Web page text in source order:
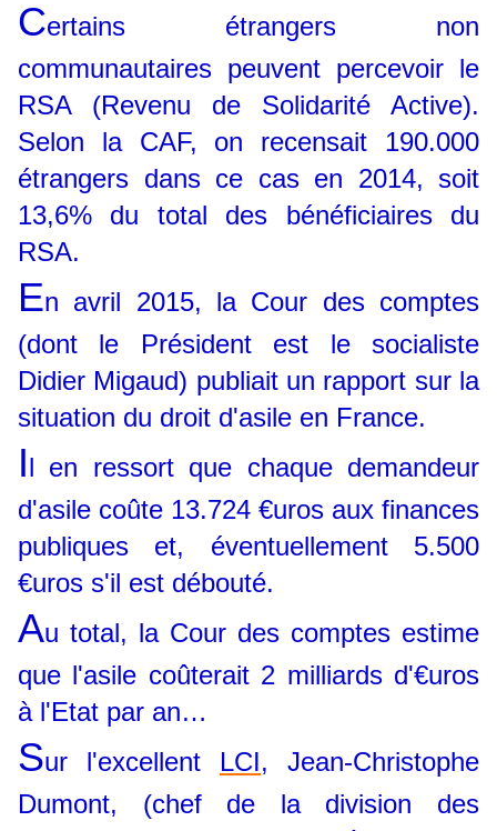
Certains étrangers non
communautaires peuvent percevoir le
RSA (Revenu de Solidarité Active).
Selon la CAF, on recensait 190.000
étrangers dans ce cas en 2014, soit
13,6% du total des bénéficiaires du
RSA.
En avril 2015, la Cour des comptes
(dont le Président est le socialiste
Didier Migaud) publiait un rapport sur la
situation du droit d'asile en France.
Il en ressort que chaque demandeur
d'asile coûte 13.724 €uros aux finances
publiques et, éventuellement 5.500
€uros s'il est débouté.
Au total, la Cour des comptes estime
que l'asile coûterait 2 milliards d'€uros
à l'Etat par an…
Sur l'excellent LCI, Jean-Christophe
Dumont, (chef de la division des